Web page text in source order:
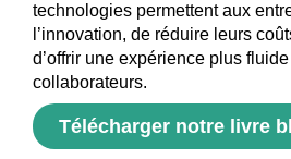
technologies permettent aux
l’innovation, de réduire leurs
d’offrir une expérience plus
collaborateurs.
Télécharger notre livre